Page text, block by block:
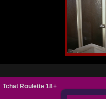
Tchat Roulette 18+